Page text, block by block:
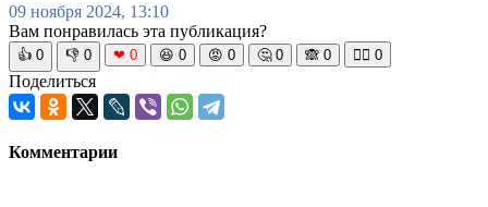
09 ноября 2024, 13:10
Вам понравилась эта публикация?
👍 0 👎 0 ❤ 0 😆 0 😡 0 🤔 0 🙈 0 🧘‍♀️ 0
Поделиться
Комментарии